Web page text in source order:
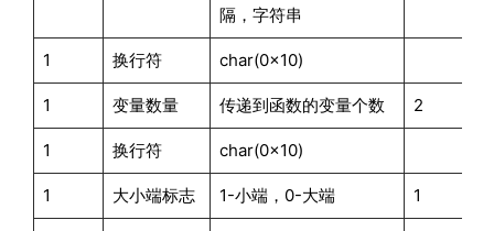
隔，字符串
1 换行符 char(0x10)
1 变量数量 传递到函数的变量个数 2
1 换行符 char(0x10)
1 大小端标志 1-小端，0-大端 1